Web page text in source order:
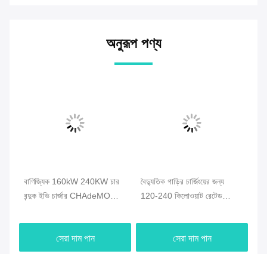
অনুরূপ পণ্য
বাণিজ্যিক 160kW 240KW চার
বন্দুক ইভি চার্জার CHAdeMO
বৈদ্যুতিক গাড়ি ডিসি দ্রুত চার্জিং পিল
ইভি চার্জিং স্টেশনসেরা দাম পান
বৈদ্যুতিক গাড়ির চার্জিংয়ের জন্য
120-240 কিলোওয়াট রেটেড
সেরা দাম পান